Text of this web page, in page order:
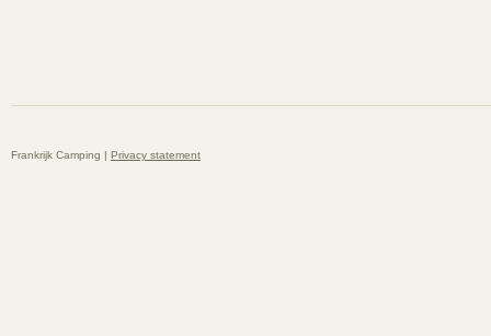
Frankrijk Camping | Privacy statement